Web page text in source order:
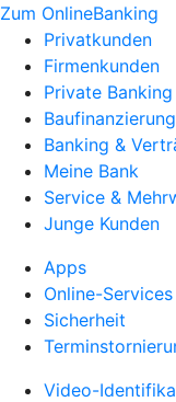
Zum OnlineBanking
Privatkunden
Firmenkunden
Private Banking
Banking &
Meine Bank
Service &
Junge Kunden
Apps
Online-Services
Sicherheit
Video-